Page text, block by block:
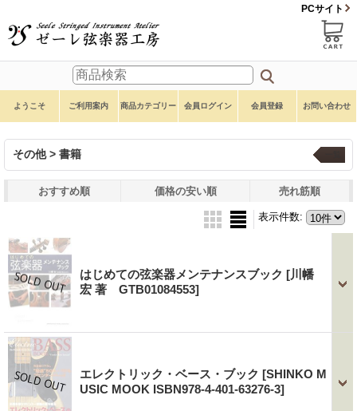
PCサイト
ようこそ ご利用案内 商品カテゴリー 会員ログイン 会員登録 お問い合わせ
その他 > 書籍
おすすめ順 価格の安い順 売れ筋順
表示件数:
はじめての弦楽器メンテナンスブック [川幡
宏 著 GTB01084553]
エレクトリック・ベース・ブック [SHINKO M
USIC MOOK ISBN978-4-401-63276-3]